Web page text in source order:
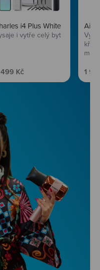
i4 Plus White
i vytře celý byt
cena
Kč 1
ještě k